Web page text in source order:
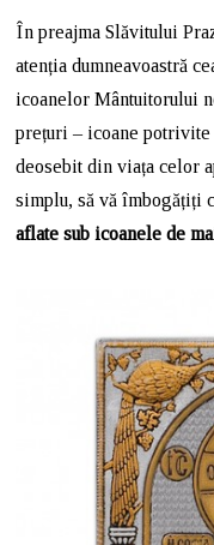
În preajma Slăvitului
atenția dumneavoastră
icoanelor Mântuitorului
prețuri – icoane potrivite
deosebit din viața celor
simplu, să vă îmbogățiți
aflate sub icoanele de